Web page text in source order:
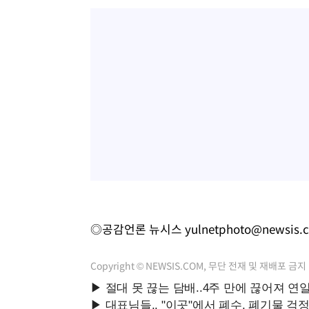
◎공감언론 뉴시스
Copyright © NEWSIS.COM, 무단 전재 및 재배포 금지